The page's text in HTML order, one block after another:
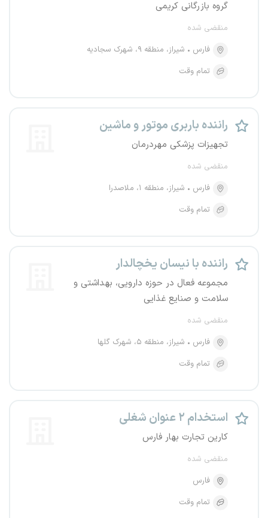
گروه بازرگانی کریمی
منقضی شده
فارس
شیراز، منطقه ۹، شهرک سجادیه
تمام وقت
راننده باربری موتور و ماشین
تجهیزات پزشکی مهردرمان
منقضی شده
فارس
شیراز، منطقه ۱، ملاصدرا
تمام وقت
راننده با نیسان یخچالدار
مجموعه فعال در حوزه دارویی، بهداشتی و
سلامت و صنایع غذایی
منقضی شده
فارس
شیراز، منطقه ۵، شهرک گلها
تمام وقت
استخدام ۲ عنوان شغلی
کارین تجارت بهار فارس
منقضی شده
فارس
تمام وقت